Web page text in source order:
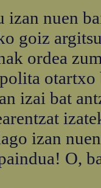
izan nuen
goiz
ordea
otartxo
izai bat
izan
O,